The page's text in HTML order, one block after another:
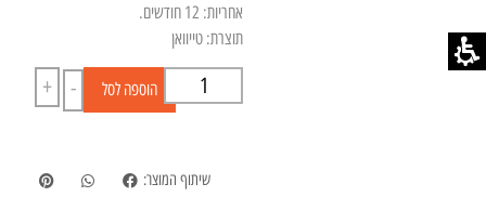
אחריות: 12 חודשים.
תוצרת: טייוואן
-
+ הוספה לסל
שיתוף המוצר: